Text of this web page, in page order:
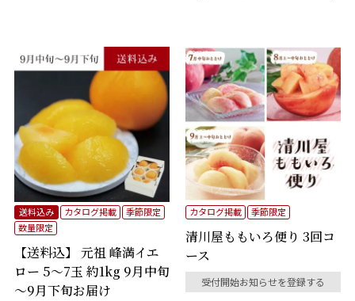
【送料込】 元祖 峰満イエ
ロー 5～7玉 約1kg 9月中旬
～9月下旬お届け
送料込み カタログ掲載
季節限定
数量限定
清川屋ももいろ便り 3回コ
ース
カタログ掲載 季節限定
受付開始お知らせを登録する